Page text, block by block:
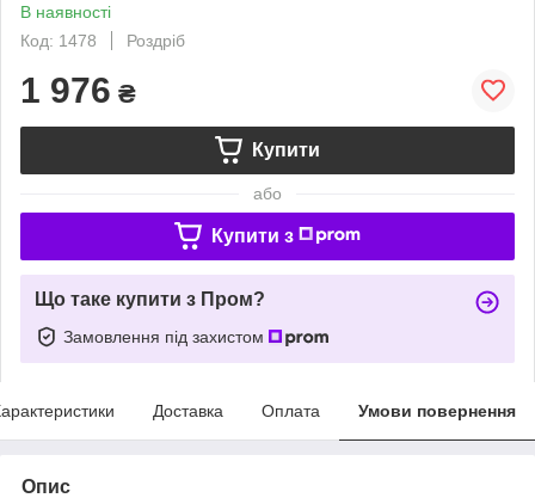
В наявності
Код: 1478
Роздріб
1 976 ₴
Купити
або
Купити з
Що таке купити з Пром?
Замовлення під захистом
Доставка Оплата Умови повернення
Опис